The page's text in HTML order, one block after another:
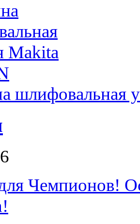
шлифовальная
Чемпионов!